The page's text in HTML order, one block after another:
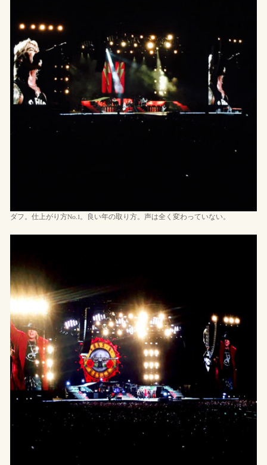
ダフ。仕上がり方No.1。良い年の取り方。声は全く変わっていない。